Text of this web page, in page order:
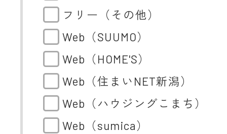
フリー（その他）
Web（SUUMO）
Web（HOME'S）
Web（住まいNET新潟）
Web（ハウジングこまち）
Web（sumica）